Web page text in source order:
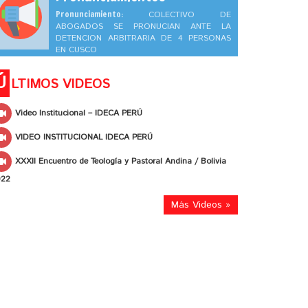
Pronunciamiento: COLECTIVO DE
ABOGADOS SE PRONUCIAN ANTE LA
DETENCION ARBITRARIA DE 4 PERSONAS
EN CUSCO
LTIMOS VIDEOS
Video Institucional – IDECA PERÚ
VIDEO INSTITUCIONAL IDECA PERÚ
XXXII Encuentro de Teología y Pastoral Andina / Bolivia
Más Videos »